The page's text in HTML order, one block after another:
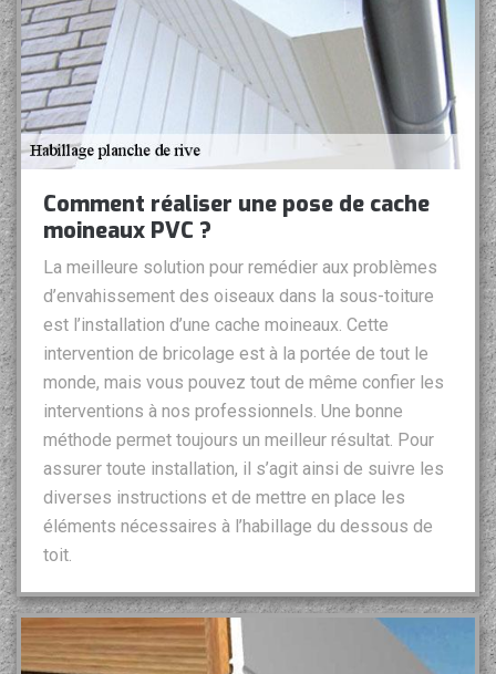
Comment réaliser une pose de cache
moineaux PVC ?
La meilleure solution pour remédier aux problèmes
d’envahissement des oiseaux dans la sous-toiture
est l’installation d’une cache moineaux. Cette
intervention de bricolage est à la portée de tout le
monde, mais vous pouvez tout de même confier les
interventions à nos professionnels. Une bonne
méthode permet toujours un meilleur résultat. Pour
assurer toute installation, il s’agit ainsi de suivre les
diverses instructions et de mettre en place les
éléments nécessaires à l’habillage du dessous de
toit.